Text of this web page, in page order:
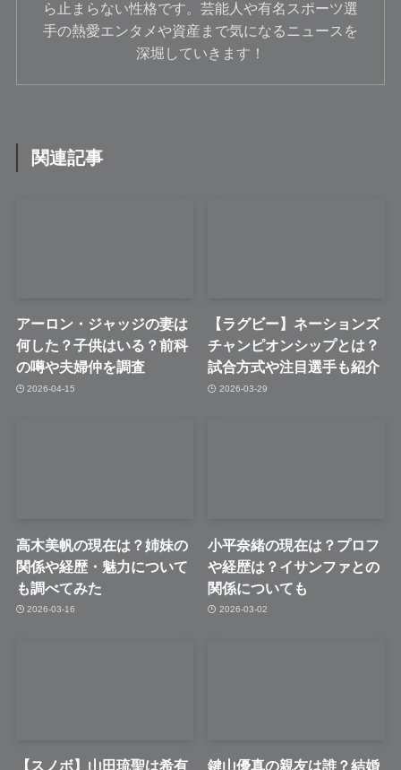
ら止まらない性格です。芸能人や有名スポーツ選
手の熱愛エンタメや資産まで気になるニュースを
深堀していきます！
関連記事
アーロン・ジャッジの妻は
何した？子供はいる？前科
の噂や夫婦仲を調査
2026-04-15
【ラグビー】ネーションズ
チャンピオンシップとは？
試合方式や注目選手も紹介
2026-03-29
高木美帆の現在は？姉妹の
関係や経歴・魅力について
も調べてみた
2026-03-16
小平奈緒の現在は？プロフ
や経歴は？イサンファとの
関係についても
2026-03-02
【スノボ】山田琉聖は希有
鍵山優真の親友は誰？結婚